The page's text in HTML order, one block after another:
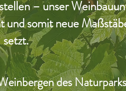
– unser
somit neue
setzt.
des